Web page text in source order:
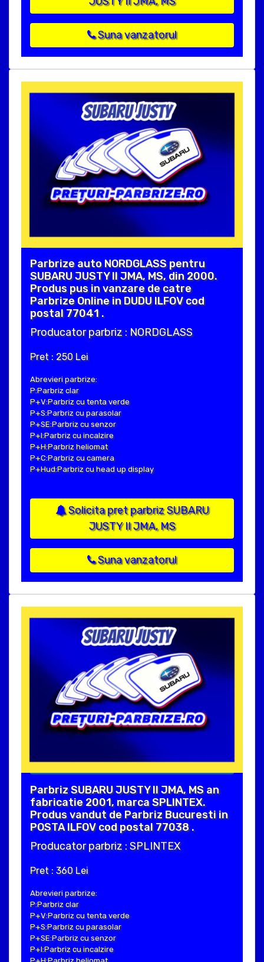
Suna vanzatorul
Parbrize auto NORDGLASS pentru
SUBARU JUSTY II JMA, MS, din 2000.
Produs pus in vanzare de catre
Parbrize Online in DUDU ILFOV cod
postal 77041 .
Producator parbriz : NORDGLASS
Pret : 250 Lei
Abrevieri parbrize:
P:Parbriz clar
P+V:Parbriz cu tenta verde
P+S:Parbriz cu parasolar
P+SE:Parbriz cu senzor
P+I:Parbriz cu incalzire
P+H:Parbriz heliomat
P+C:Parbriz cu camera
P+Hud:Parbriz cu head up display
Solicita pret parbriz SUBARU
JUSTY II JMA, MS
Suna vanzatorul
Parbriz SUBARU JUSTY II JMA, MS an
fabricatie 2001, marca SPLINTEX.
Produs vandut de Parbriz Bucuresti in
POSTA ILFOV cod postal 77038 .
Producator parbriz : SPLINTEX
Pret : 360 Lei
Abrevieri parbrize:
P:Parbriz clar
P+V:Parbriz cu tenta verde
P+S:Parbriz cu parasolar
P+SE:Parbriz cu senzor
P+I:Parbriz cu incalzire